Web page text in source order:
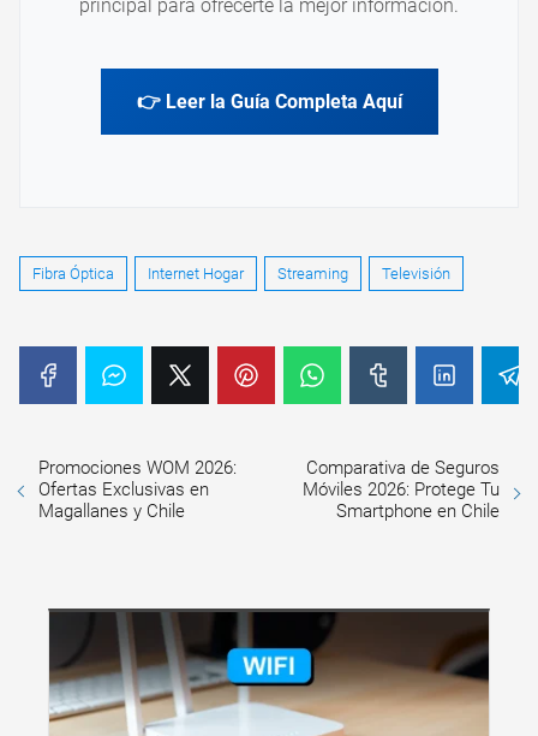
principal para ofrecerte la mejor información.
👉 Leer la Guía Completa Aquí
Fibra Óptica Internet Hogar Streaming Televisión
Promociones WOM 2026:
Ofertas Exclusivas en
Magallanes y Chile
Comparativa de Seguros
Móviles 2026: Protege Tu
Smartphone en Chile